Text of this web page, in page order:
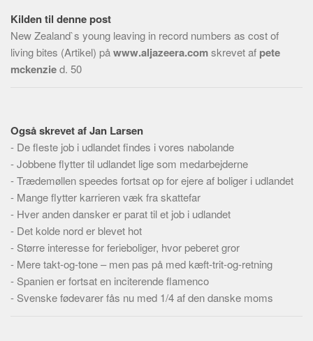
Kilden til denne post
New Zealand`s young leaving in record numbers as cost of
living bites (Artikel) påwww.aljazeera.comskrevet af pete
mckenzied. 50
Også skrevet af Jan Larsen
- De fleste job i udlandet findes i vores nabolande
-Jobbene flytter til udlandet lige som medarbejderne
-Trædemøllen speedes fortsat op for ejere af boliger i udlandet
- Mange flytter karrieren væk fra skattefar
- Hver anden dansker er parat til et job i udlandet
- Det kolde nord er blevet hot
- Større interesse for ferieboliger, hvor peberet gror
- Mere takt-og-tone – men pas på med kæft-trit-og-retning
- Spanien er fortsat en inciterende flamenco
- Svenske fødevarer fås nu med 1/4 af den danske moms